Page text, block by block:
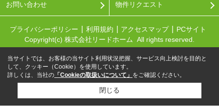
お問い合わせ 物件リクエスト
プライバシーポリシー 利用規約 アクセスマップ
PCサイト
Copyright(c) 株式会社リードホーム All rights reserved.
当サイトでは、お客様の当サイト利用状況把握、サービス向上検討を目的と
して、クッキー（Cookie）を使用しています。
詳しくは、当社の 「Cookieの取扱いについて」 をご確認ください。
閉じる